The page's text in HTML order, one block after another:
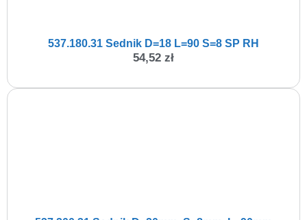
537.180.31 Sednik D=18 L=90 S=8 SP RH
54,52 zł